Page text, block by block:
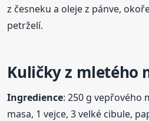
z česneku a oleje z pánve,
petrželí.
Kuličky z mletého
Ingredience: 250 g vepřového
masa, 1 vejce, 3 velké cibule,